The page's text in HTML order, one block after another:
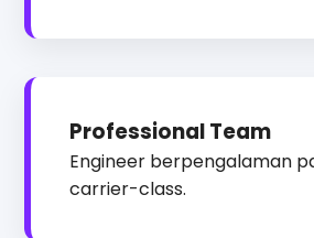
Professional Team
Engineer berpengalaman
carrier-class.